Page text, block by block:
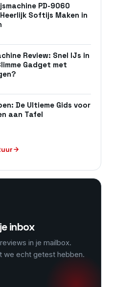
PD-9060
Softijs Maken in
Review: Snel IJs in
Gadget met
De Ultieme Gids voor
aan Tafel
inbox
in je mailbox.
we echt getest hebben.